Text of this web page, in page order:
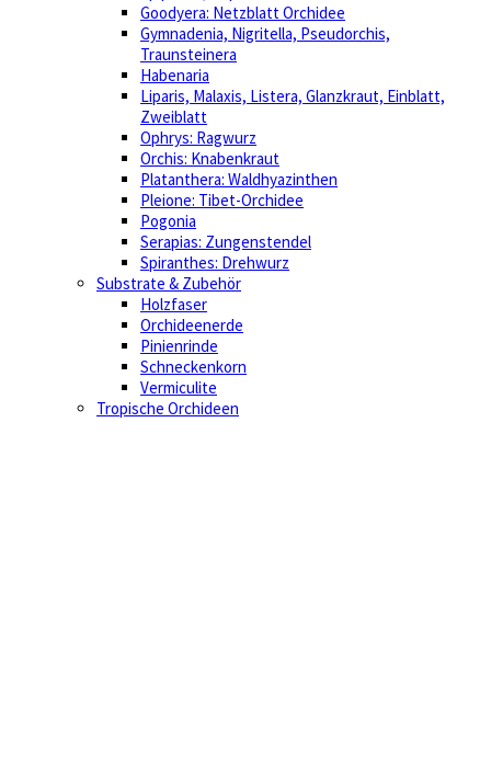
Goodyera: Netzblatt Orchidee
Gymnadenia, Nigritella, Pseudorchis,
Traunsteinera
Habenaria
Liparis, Malaxis, Listera, Glanzkraut, Einblatt,
Zweiblatt
Ophrys: Ragwurz
Orchis: Knabenkraut
Platanthera: Waldhyazinthen
Pleione: Tibet-Orchidee
Pogonia
Serapias: Zungenstendel
Spiranthes: Drehwurz
Substrate & Zubehör
Holzfaser
Orchideenerde
Pinienrinde
Schneckenkorn
Vermiculite
Tropische Orchideen